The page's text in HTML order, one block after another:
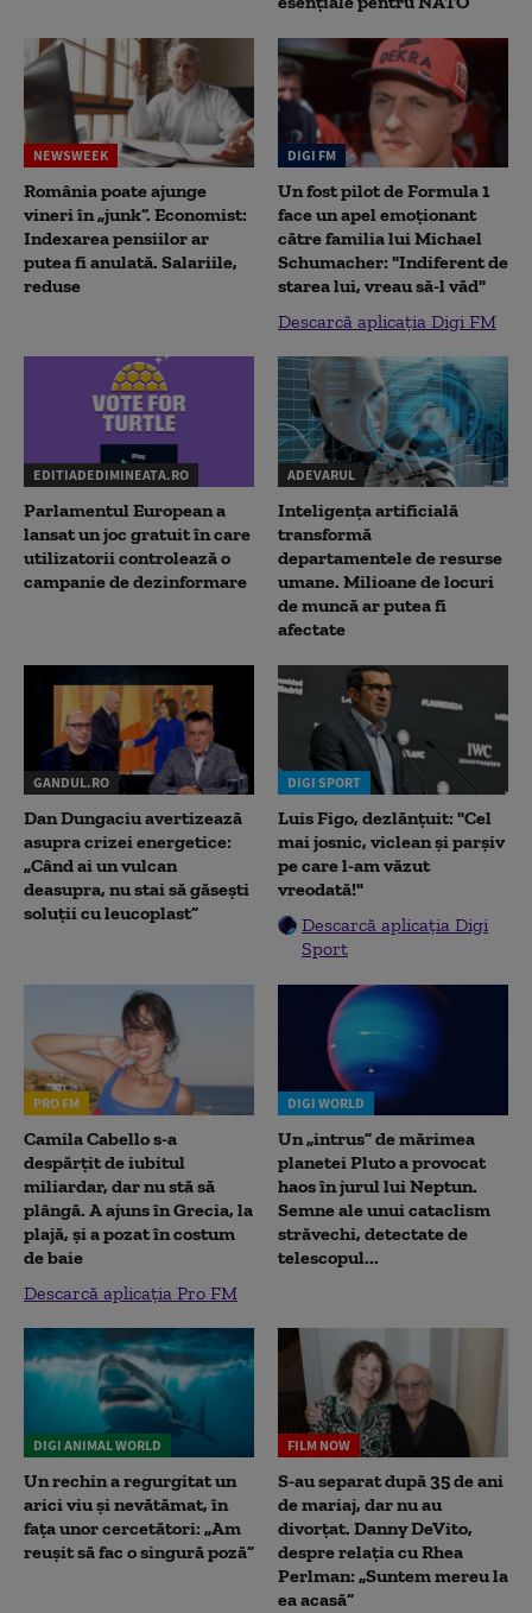
NEWSWEEK
România poate ajunge
vineri în „junk”. Economist:
Indexarea pensiilor ar
putea fi anulată. Salariile,
reduse
DIGI FM
Un fost pilot de Formula 1
face un apel emoționant
către familia lui Michael
Schumacher: "Indiferent de
starea lui, vreau să-l văd"
Descarcă aplicația Digi FM
EDITIADEDIMINEATA.RO
Parlamentul European a
lansat un joc gratuit în care
utilizatorii controlează o
campanie de dezinformare
ADEVARUL
Inteligența artificială
transformă
departamentele de resurse
umane. Milioane de locuri
de muncă ar putea fi
afectate
GANDUL.RO
Dan Dungaciu avertizează
asupra crizei energetice:
„Când ai un vulcan
deasupra, nu stai să găsești
soluții cu leucoplast”
DIGI SPORT
Luis Figo, dezlănțuit: "Cel
mai josnic, viclean și parșiv
pe care l-am văzut
vreodată!"
Descarcă aplicația Digi
Sport
PRO FM
Camila Cabello s-a
despărțit de iubitul
miliardar, dar nu stă să
plângă. A ajuns în Grecia, la
plajă, și a pozat în costum
de baie
Descarcă aplicația Pro FM
DIGI WORLD
Un „intrus” de mărimea
planetei Pluto a provocat
haos în jurul lui Neptun.
Semne ale unui cataclism
străvechi, detectate de
telescopul...
DIGI ANIMAL WORLD
Un rechin a regurgitat un
arici viu și nevătămat, în
fața unor cercetători: „Am
reușit să fac o singură poză”
FILM NOW
S-au separat după 35 de ani
de mariaj, dar nu au
divorțat. Danny DeVito,
despre relația cu Rhea
Perlman: „Suntem mereu la
ea acasă”